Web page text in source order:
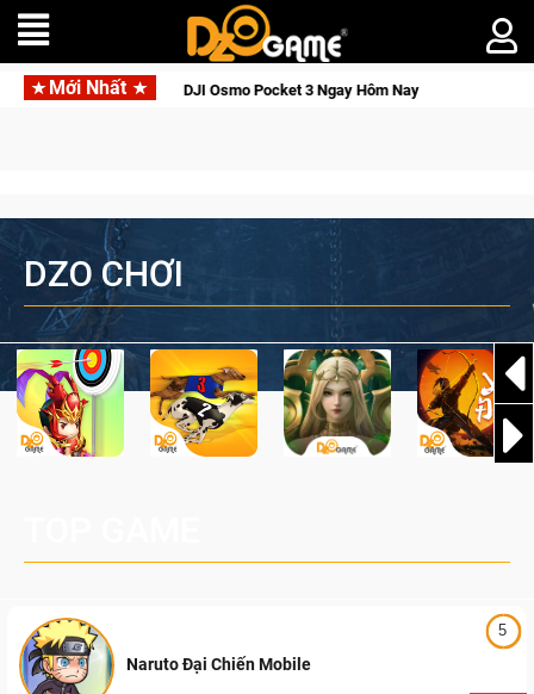
Mới Nhất
Tỉnh, Săn DJI Osmo Pocket 3 Ngay Hôm Nay
DZO CHƠI
5
Naruto Đại Chiến Mobile